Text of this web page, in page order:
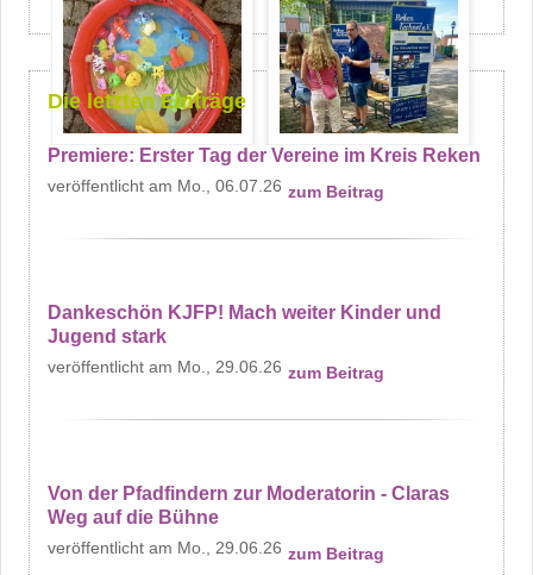
Die letzten Einträge
Premiere: Erster Tag der Vereine im Kreis Reken
Mo., 06.07.26 zum Beitrag
Dankeschön KJFP! Mach weiter Kinder und
Jugend stark
Mo., 29.06.26 zum Beitrag
Von der Pfadfindern zur Moderatorin - Claras
Weg auf die Bühne
Mo., 29.06.26 zum Beitrag